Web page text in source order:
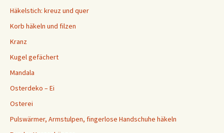
Häkelstich: kreuz und quer
Korb häkeln und filzen
Kranz
Kugel gefächert
Mandala
Osterdeko – Ei
Osterei
Pulswärmer, Armstulpen, fingerlose Handschuhe häkeln